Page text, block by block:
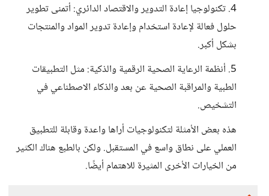
4. تكنولوجيا إعادة التدوير والاقتصاد الدائري: أتمنى تطوير
حلول فعالة لإعادة استخدام وإعادة تدوير المواد والمنتجات
بشكل أكبر.
5. أنظمة الرعاية الصحية الرقمية والذكية: مثل التطبيقات
الطبية والمراقبة الصحية عن بعد والذكاء الاصطناعي في
التشخيص.
هذه بعض الأمثلة لتكنولوجيات أراها واعدة وقابلة للتطبيق
العملي على نطاق واسع في المستقبل. ولكن بالطبع هناك الكثير
من الخيارات الأخرى المثيرة للاهتمام أيضًا.